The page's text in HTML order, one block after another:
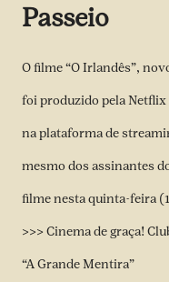
Passeio
O filme “O Irlandês”,
foi produzido pela Netflix
na plataforma de
mesmo dos assinantes
filme nesta quinta-feira
>>> Cinema de graça!
“A Grande Mentira”